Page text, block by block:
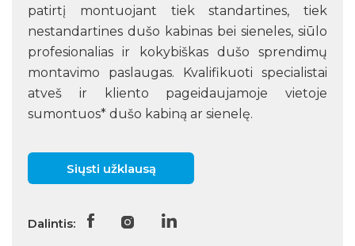
patirtį montuojant tiek standartines, tiek
nestandartines dušo kabinas bei sieneles, siūlo
profesionalias ir kokybiškas dušo sprendimų
montavimo paslaugas. Kvalifikuoti specialistai
atveš ir kliento pageidaujamoje vietoje
sumontuos* dušo kabiną ar sienelę.
Siųsti užklausą
Dalintis: